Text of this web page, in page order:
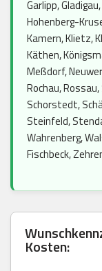
Garlipp,
Hohenberg-
Kamern, Klietz,
Käthen,
Meßdorf,
Rochau,
Schorstedt,
Steinfeld,
Wahrenberg,
Fischbeck,
Kosten: